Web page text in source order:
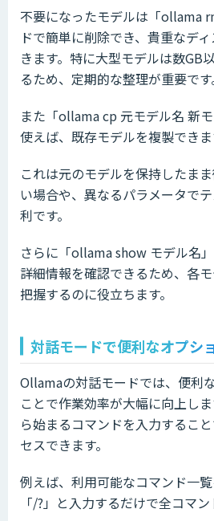
不要になったモデルは「ollama
ドで簡単に削除でき、貴重なデ
きます。特に大型モデルは数GB
るため、定期的な整理が重要です
また「ollama cp 元モデル名 新
使えば、既存モデルを複製できま
これは元のモデルを保持したま
い場合や、異なるパラメータで
利です。
さらに「ollama show モデル名
詳細情報を確認できるため、各
把握するのに役立ちます。
対話モードで便利なオプシ
Ollamaの対話モードでは、便利
ことで作業効率が大幅に向上し
ら始まるコマンドを入力するこ
セスできます。
例えば、利用可能なコマンド一
「/?」と入力するだけで全コマン